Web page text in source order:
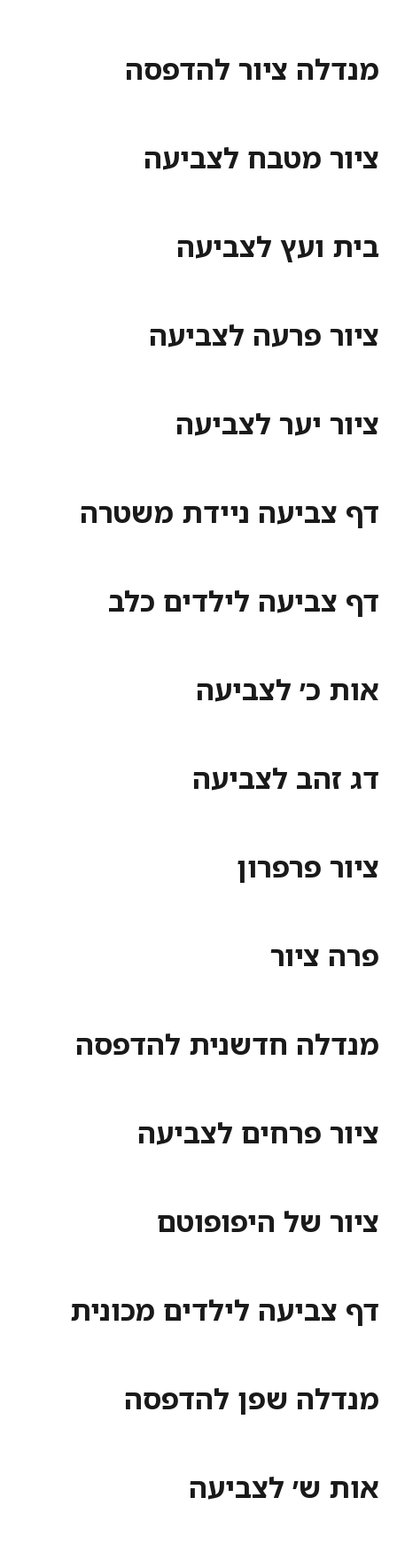
ציור להדפסה
מטבח לצביעה
לצביעה
פרעה לצביעה
יער לצביעה
ניידת משטרה
לילדים כלב
לצביעה
לצביעה
חדשנית להדפסה
פרחים לצביעה
של היפופוטם
לילדים מכונית
שפן להדפסה
לצביעה